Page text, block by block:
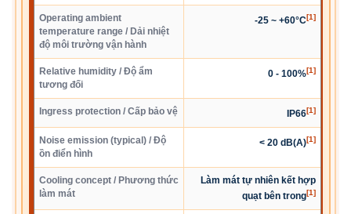
Operating ambient
temperature range / Dải nhiệt
độ môi trường vận hành
-25 ~ +60°C[1]
Relative humidity / Độ ẩm
tương đối
0 - 100%[1]
Ingress protection / Cấp bảo vệ IP66[1]
Noise emission (typical) / Độ
ồn điển hình
< 20 dB(A)[1]
Cooling concept / Phương thức
làm mát
Làm mát tự nhiên kết hợp
quạt bên trong[1]